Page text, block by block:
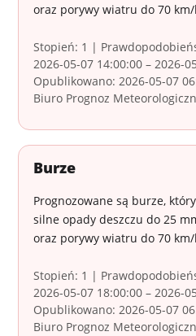
oraz porywy wiatru do 70
Stopień: 1 |
2026-05-07 14:00:00 – 2026-
Opublikowano: 2026-05-07
Biuro Prognoz
Burze
Prognozowane są burze,
silne opady deszczu do 25
oraz porywy wiatru do 70
Stopień: 1 |
2026-05-07 18:00:00 – 2026-
Opublikowano: 2026-05-07
Biuro Prognoz